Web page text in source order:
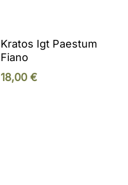
Add To Cart
Kratos Igt Paestum
Fiano
18,00 €